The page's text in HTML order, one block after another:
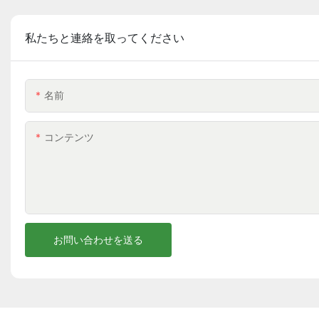
私たちと連絡を取ってください
名前
コンテンツ
お問い合わせを送る